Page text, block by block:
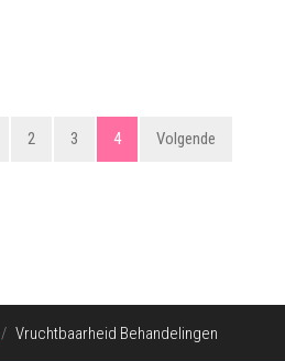
2 3 4 Volgende
Vruchtbaarheid Behandelingen